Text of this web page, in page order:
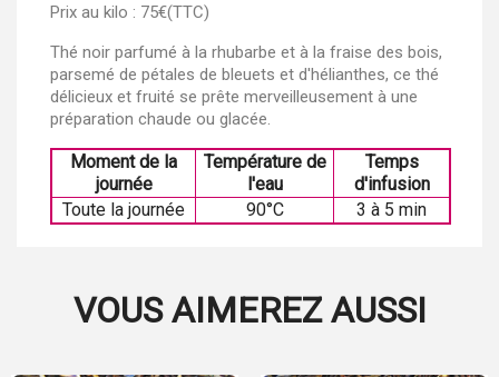
Prix au kilo : 75€(TTC)
Thé noir parfumé à la rhubarbe et à la fraise des bois,
parsemé de pétales de bleuets et d'hélianthes, ce thé
délicieux et fruité se prête merveilleusement à une
préparation chaude ou glacée.
Moment de la
journée
Température de
l'eau
Temps
d'infusion
Toute la journée
90°C 3 à 5 min
VOUS AIMEREZ AUSSI